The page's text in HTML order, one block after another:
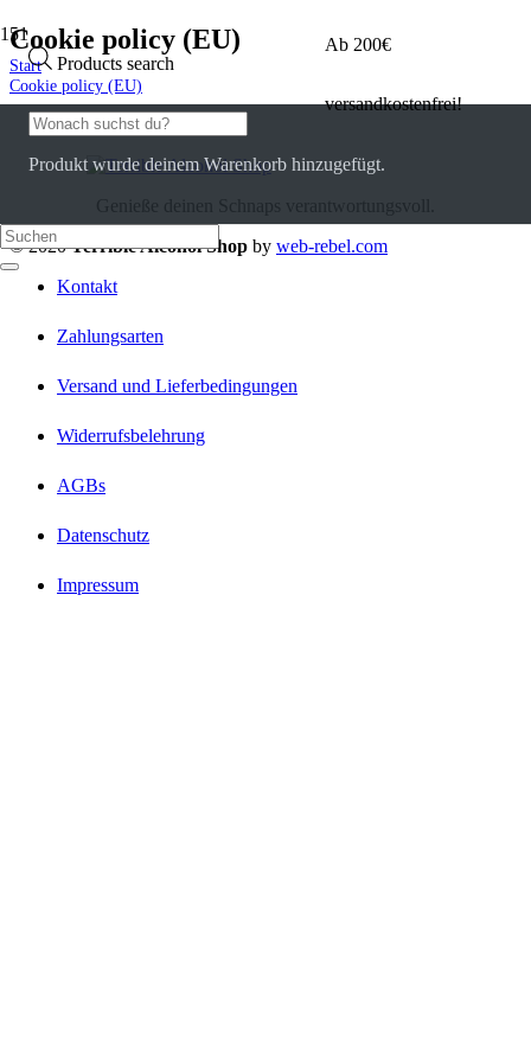
Products search
Ab 200€
versandkostenfrei!
Produkt wurde deinem Warenkorb hinzugefügt.
Cookie policy (EU)
Start
Cookie policy (EU)
© 2020Terrible Alcohol Shop by web-rebel.com
Kontakt
Zahlungsarten
Versand und Lieferbedingungen
Widerrufsbelehrung
AGBs
Datenschutz
Impressum